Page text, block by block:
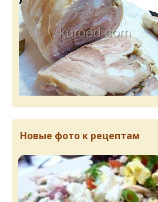
Новые фото к рецептам